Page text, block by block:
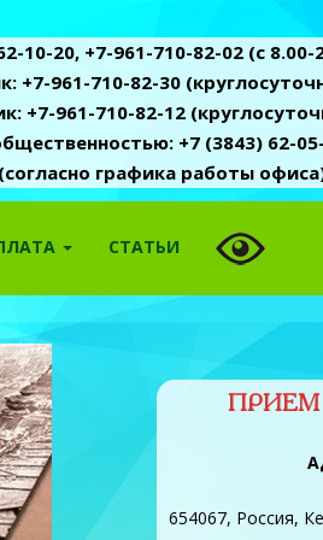
10-20, +7-961-710-82-02 (c 8.00-
+7-961-710-82-30
+7-961-710-82-12
+7 (3843) 62-
графика работы
СТАТЬИ
ПРИЕМ
654067, Россия,